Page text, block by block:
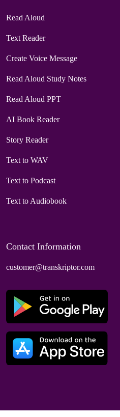
Read Aloud
Text Reader
Create Voice Message
Read Aloud Study Notes
Read Aloud PPT
AI Book Reader
Story Reader
Text to WAV
Text to Podcast
Text to Audiobook
Contact Information
customer@transkriptor.com